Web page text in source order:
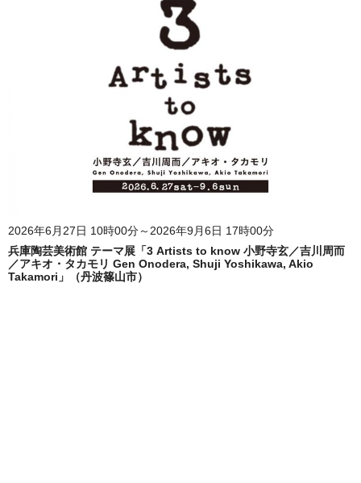
2026年6月27日 10時00分～2026年9月6日 17時00分
兵庫陶芸美術館 テーマ展「3 Artists to know 小野寺玄／吉川周而
／アキオ・タカモリ Gen Onodera, Shuji Yoshikawa, Akio
Takamori」（丹波篠山市）